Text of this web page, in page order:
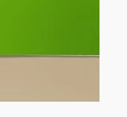
koşuculara
ederiz. Bu